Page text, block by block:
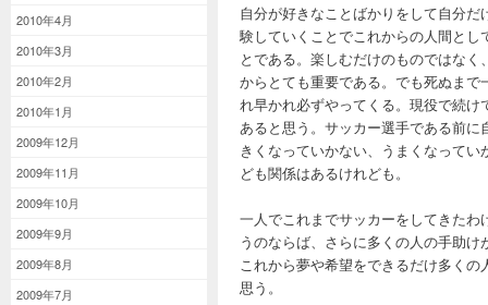
2010年4月
2010年3月
2010年2月
2010年1月
2009年12月
2009年11月
2009年10月
2009年9月
2009年8月
2009年7月
自分が好きなことばかりをして自分
験していくことでこれからの人間と
とである。楽しむだけのものではな
からとても重要である。でも死ぬま
れ早かれ必ずやってくる。現役で続
あると思う。サッカー選手である前
きくなっていかない、うまくなって
ども関係はあるけれども。
一人でこれまでサッカーをしてきた
うのならば、さらに多くの人の手助
これから夢や希望をできるだけ多く
思う。